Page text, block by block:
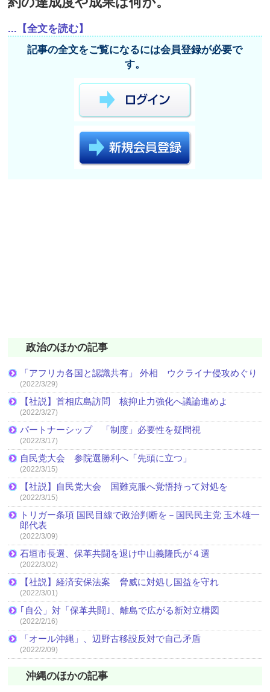
...【全文を読む】
記事の全文をご覧になるには会員登録が必要で
す。
政治のほかの記事
「アフリカ各国と認識共有」 外相 ウクライナ侵攻めぐり
(2022/3/29)
【社説】首相広島訪問 核抑止力強化へ議論進めよ
(2022/3/27)
パートナーシップ 「制度」必要性を疑問視
(2022/3/17)
自民党大会 参院選勝利へ「先頭に立つ」
(2022/3/15)
【社説】自民党大会 国難克服へ覚悟持って対処を
(2022/3/15)
トリガー条項 国民目線で政治判断を－国民民主党 玉木雄一
郎代表
(2022/3/09)
石垣市長選、保革共闘を退け中山義隆氏が４選
(2022/3/02)
【社説】経済安保法案 脅威に対処し国益を守れ
(2022/3/01)
｢自公」対「保革共闘｣、離島で広がる新対立構図
(2022/2/16)
「オール沖縄」、辺野古移設反対で自己矛盾
(2022/2/09)
沖縄のほかの記事